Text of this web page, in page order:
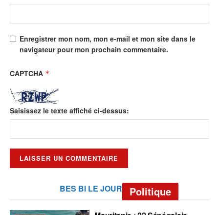
Enregistrer mon nom, mon e-mail et mon site dans le
navigateur pour mon prochain commentaire.
CAPTCHA *
Saisissez le texte affiché ci-dessus:
BES BI LE JOUR Politique